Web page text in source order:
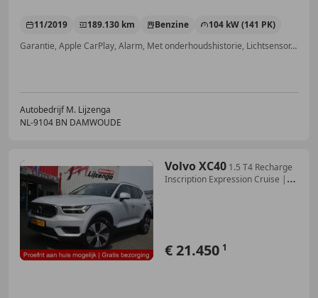
11/2019 189.130 km Benzine
104 kW (141 PK)
Garantie, Apple CarPlay, Alarm, Met onderhoudshistorie, Lichtsensor, Automatische klimaatregeling, 2 zones, LED verlichting, Parkeerhulp voor
Autobedrijf M. Lijzenga
NL-9104 BN DAMWOUDE
Volvo XC40 1.5 T4 Recharge
Inscription Expression Cruise |
€ 21.450 1